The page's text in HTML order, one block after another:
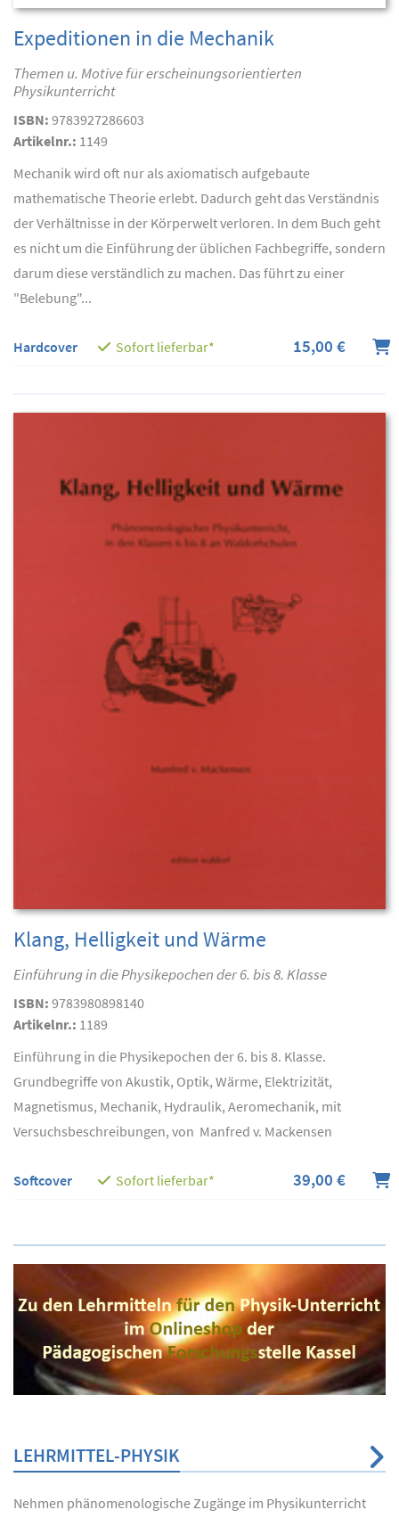
Expeditionen in die Mechanik
Themen u. Motive für erscheinungsorientierten
Physikunterricht
ISBN: 9783927286603
Artikelnr.: 1149
Mechanik wird oft nur als axiomatisch aufgebaute
mathematische Theorie erlebt. Dadurch geht das Verständnis
der Verhältnisse in der Körperwelt verloren. In dem Buch geht
es nicht um die Einführung der üblichen Fachbegriffe, sondern
darum diese verständlich zu machen. Das führt zu einer
"Belebung"...
Hardcover Sofort lieferbar* 15,00 €
Klang, Helligkeit und Wärme
Einführung in die Physikepochen der 6. bis 8. Klasse
ISBN: 9783980898140
Artikelnr.: 1189
Einführung in die Physikepochen der 6. bis 8. Klasse.
Grundbegriffe von Akustik, Optik, Wärme, Elektrizität,
Magnetismus, Mechanik, Hydraulik, Aeromechanik, mit
Versuchsbeschreibungen, von Manfred v. Mackensen
Softcover Sofort lieferbar* 39,00 €
LEHRMITTEL-PHYSIK
Nehmen phänomenologische Zugänge im Physikunterricht